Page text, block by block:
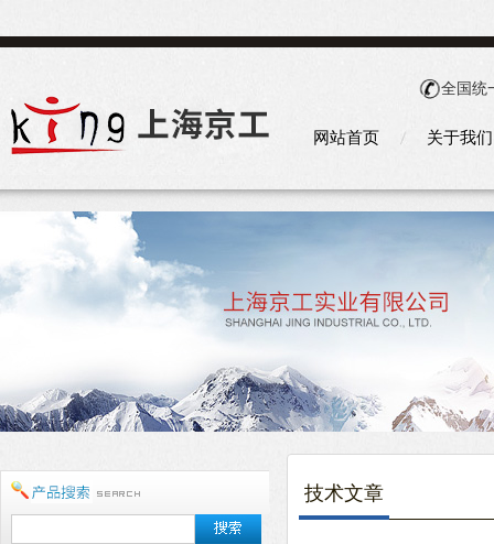
全国统
网站首页 关于我们
技术文章